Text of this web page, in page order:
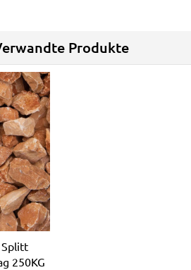
Produkte
Splitt
250KG